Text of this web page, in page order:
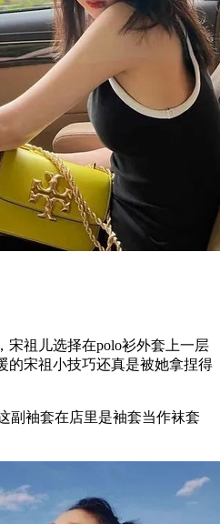
祖儿选择在polo衫外套上一层
的宋祖小技巧还真是被她拿捏得
袖套在店里是袖套当作袜套